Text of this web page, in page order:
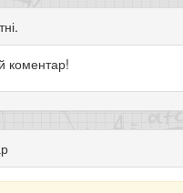
коментар!